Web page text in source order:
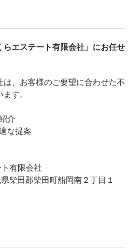
エステート有限会社」にお任せ
、お客様のご要望に合わせた不
す。
介
な提案
有限会社
柴田郡柴田町船岡南２丁目１